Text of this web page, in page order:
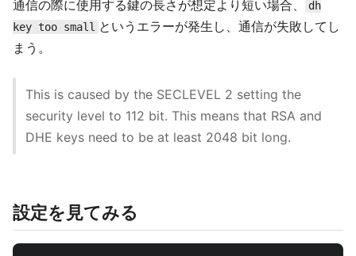
通信の際に使用する鍵の長さが想定より短い場合、
dh
key too small というエラーが発生し、通信が失敗してし
まう。
This is caused by the SECLEVEL 2 setting the
security level to 112 bit. This means that RSA and
DHE keys need to be at least 2048 bit long.
設定を見てみる